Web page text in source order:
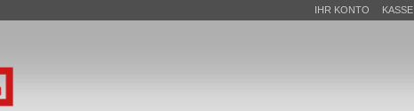
IHR KONTO KASSE